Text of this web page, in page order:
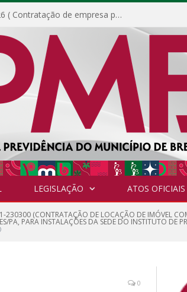
DISPENSA DE LICITAÇÃO Nº 003/2026 ( Contratação de empresa para fornecimento de gêneros alimentícios não perecíveis, materiais de expediente, descartáveis, copa e cozinha, para análise e posterior publicação.)
LEGISLAÇÃO ATOS OFICIAIS
230300 (CONTRATAÇÃO DE LOCAÇÃO DE IMÓVEL
PA, PARA INSTALAÇÕES DA SEDE DO INSTITUTO DE
0